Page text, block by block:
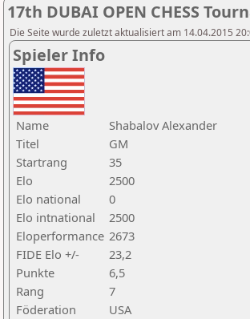
17th DUBAI OPEN CHESS
Die Seite wurde zuletzt aktualisiert am 14.04.2015
Spieler Info
Name
Shabalov Alexander
Titel
GM
Startrang
35
Elo
2500
Elo national
0
Elo intnational
2500
Eloperformance 2673
FIDE Elo +/-
23,2
Punkte
6,5
Rang
7
Föderation
USA